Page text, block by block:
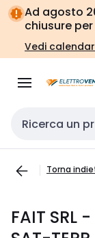
Vai alla
navigazione
Vai
alla
Ad agosto
chiusure
Vedi
Cerca input
Torna
FAIT SRL